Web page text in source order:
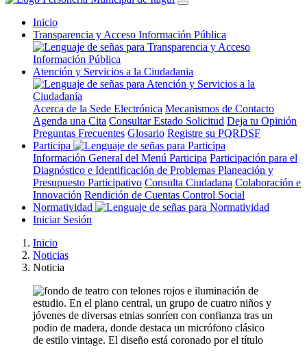
Inicio
Transparencia y Acceso Información Pública
Atención y Servicios a la Ciudadania
Acerca de la Sede Electrónica Mecanismos de Contacto
Agenda una Cita Consultar Estado Solicitud Deja tu Opinión
Preguntas Frecuentes Glosario Registre su PQRDSF
Participa
Información General del Menú Participa Participación para el
Diagnóstico e Identificación de Problemas Planeación y
Presupuesto Participativo Consulta Ciudadana Colaboración e
Innovación Rendición de Cuentas Control Social
Normatividad
Iniciar Sesión
Inicio
Noticias
Noticia